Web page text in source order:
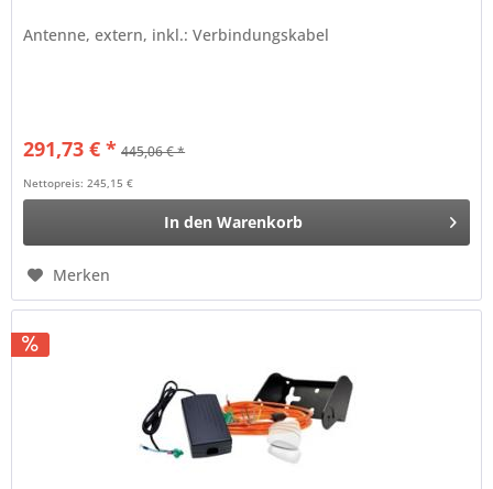
Antenne, extern, inkl.: Verbindungskabel
291,73 € * 445,06 € *
Nettopreis: 245,15 €
In den Warenkorb
Merken